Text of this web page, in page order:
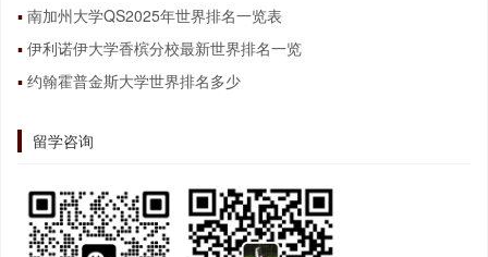
南加州大学QS2025年世界排名一览表
伊利诺伊大学香槟分校最新世界排名一览
约翰霍普金斯大学世界排名多少
留学咨询